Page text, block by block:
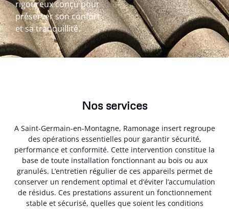
rigoureux conçu pour
préserver son confort
et sa tranquillité.
Nos services
A Saint-Germain-en-Montagne, Ramonage insert regroupe
des opérations essentielles pour garantir sécurité,
performance et conformité. Cette intervention constitue la
base de toute installation fonctionnant au bois ou aux
granulés. L’entretien régulier de ces appareils permet de
conserver un rendement optimal et d’éviter l’accumulation
de résidus. Ces prestations assurent un fonctionnement
stable et sécurisé, quelles que soient les conditions